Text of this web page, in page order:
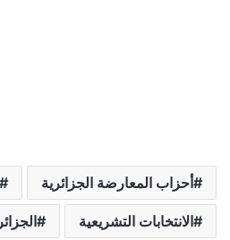
أحزاب المعارضة الجزائرية
الانتخابات التشريعية الجزائر